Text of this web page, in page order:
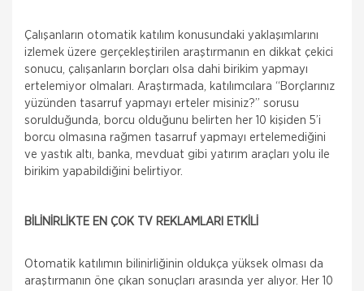
Çalışanların otomatik katılım konusundaki yaklaşımlarını
izlemek üzere gerçekleştirilen araştırmanın en dikkat çekici
sonucu, çalışanların borçları olsa dahi birikim yapmayı
ertelemiyor olmaları. Araştırmada, katılımcılara “Borçlarınız
yüzünden tasarruf yapmayı erteler misiniz?” sorusu
sorulduğunda, borcu olduğunu belirten her 10 kişiden 5’i
borcu olmasına rağmen tasarruf yapmayı ertelemediğini
ve yastık altı, banka, mevduat gibi yatırım araçları yolu ile
birikim yapabildiğini belirtiyor.
BİLİNİRLİKTE EN ÇOK TV REKLAMLARI ETKİLİ
Otomatik katılımın bilinirliğinin oldukça yüksek olması da
araştırmanın öne çıkan sonuçları arasında yer alıyor. Her 10